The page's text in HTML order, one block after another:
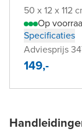
50 x 12 x 112
Op
Specificaties
Adviesprijs
149,-